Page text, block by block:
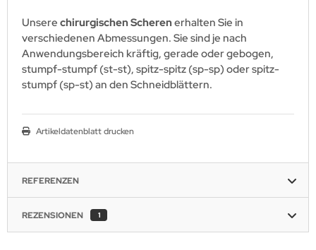
Unsere chirurgischen Scherenerhalten Sie in
verschiedenen Abmessungen. Sie sind je nach
Anwendungsbereich kräftig, gerade oder gebogen,
stumpf-stumpf (st-st), spitz-spitz (sp-sp) oder spitz-
stumpf (sp-st) an den Schneidblättern.
Artikeldatenblatt drucken
REFERENZEN
REZENSIONEN 1